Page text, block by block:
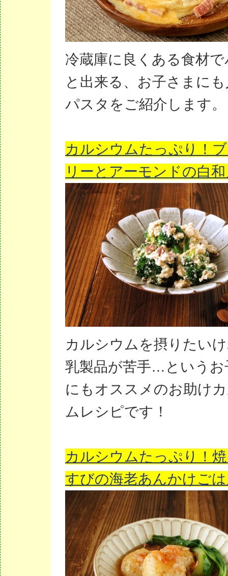
冷蔵庫に良くある食材
と出来る、お子さまに
パスタをご紹介します。
カルシウムたっぷり！
リーとアーモンドの白
カルシウムを摂りたい
乳製品が苦手…というお
にもオススメのお助け
ムレシピです！
カルシウムたっぷり！
すびの海老あんかけご